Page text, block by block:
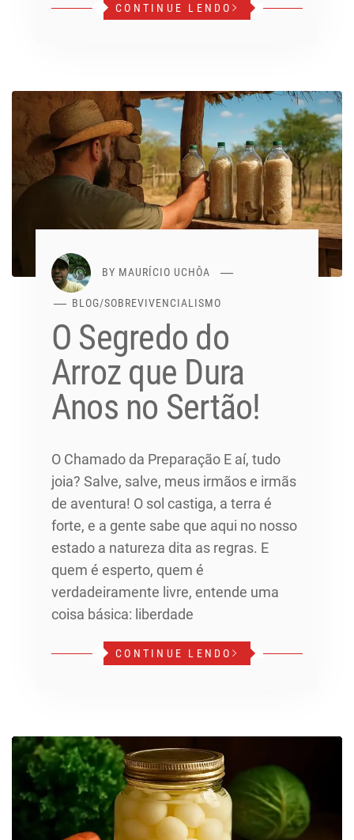
CONTINUE LENDO
BY MAURÍCIO UCHÔA
BLOG/SOBREVIVENCIALISMO
O Segredo do
Arroz que Dura
Anos no Sertão!
O Chamado da Preparação E aí, tudo
joia? Salve, salve, meus irmãos e irmãs
de aventura! O sol castiga, a terra é
forte, e a gente sabe que aqui no nosso
estado a natureza dita as regras. E
quem é esperto, quem é
verdadeiramente livre, entende uma
coisa básica: liberdade
CONTINUE LENDO